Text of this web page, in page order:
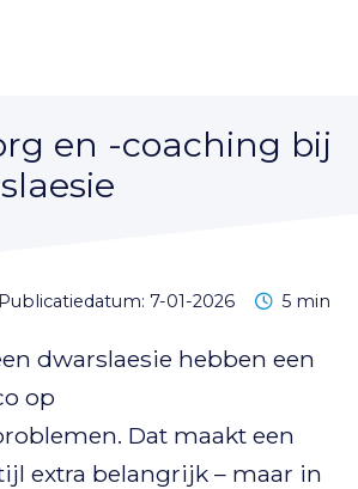
en -coaching bij
Publicatiedatum: 7-01-2026 Leestijd
5 min
dwarslaesie hebben een
op
Dat maakt een
extra belangrijk – maar in